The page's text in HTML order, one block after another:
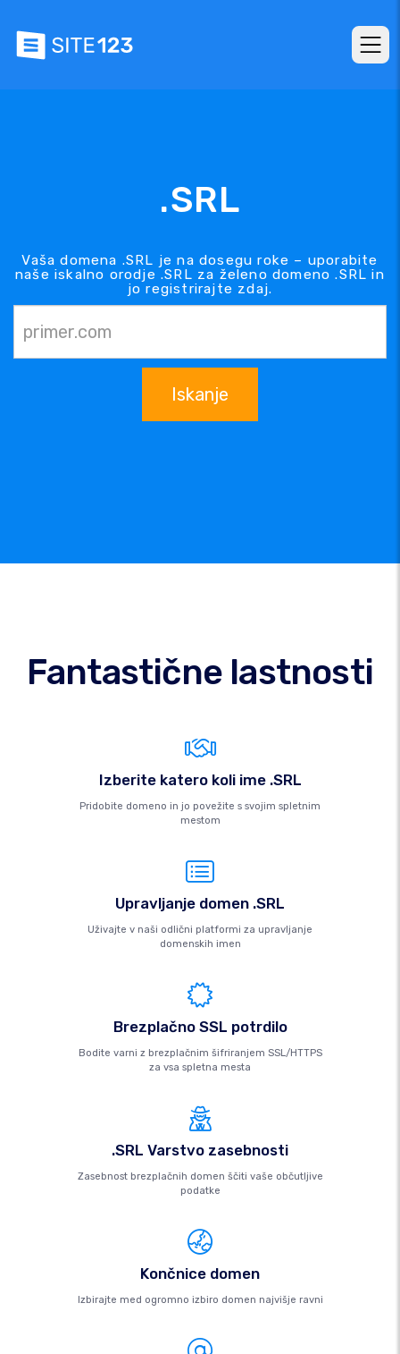
.SRL
Vaša domena .SRL je na dosegu roke – uporabite
naše iskalno orodje .SRL za želeno domeno .SRL in
jo registrirajte zdaj.
Iskanje
Fantastične lastnosti
Izberite katero koli ime .SRL
Pridobite domeno in jo povežite s svojim spletnim
mestom
Upravljanje domen .SRL
Uživajte v naši odlični platformi za upravljanje
domenskih imen
Brezplačno SSL potrdilo
Bodite varni z brezplačnim šifriranjem SSL/HTTPS
za vsa spletna mesta
.SRL Varstvo zasebnosti
Zasebnost brezplačnih domen ščiti vaše občutljive
podatke
Končnice domen
Izbirajte med ogromno izbiro domen najvišje ravni